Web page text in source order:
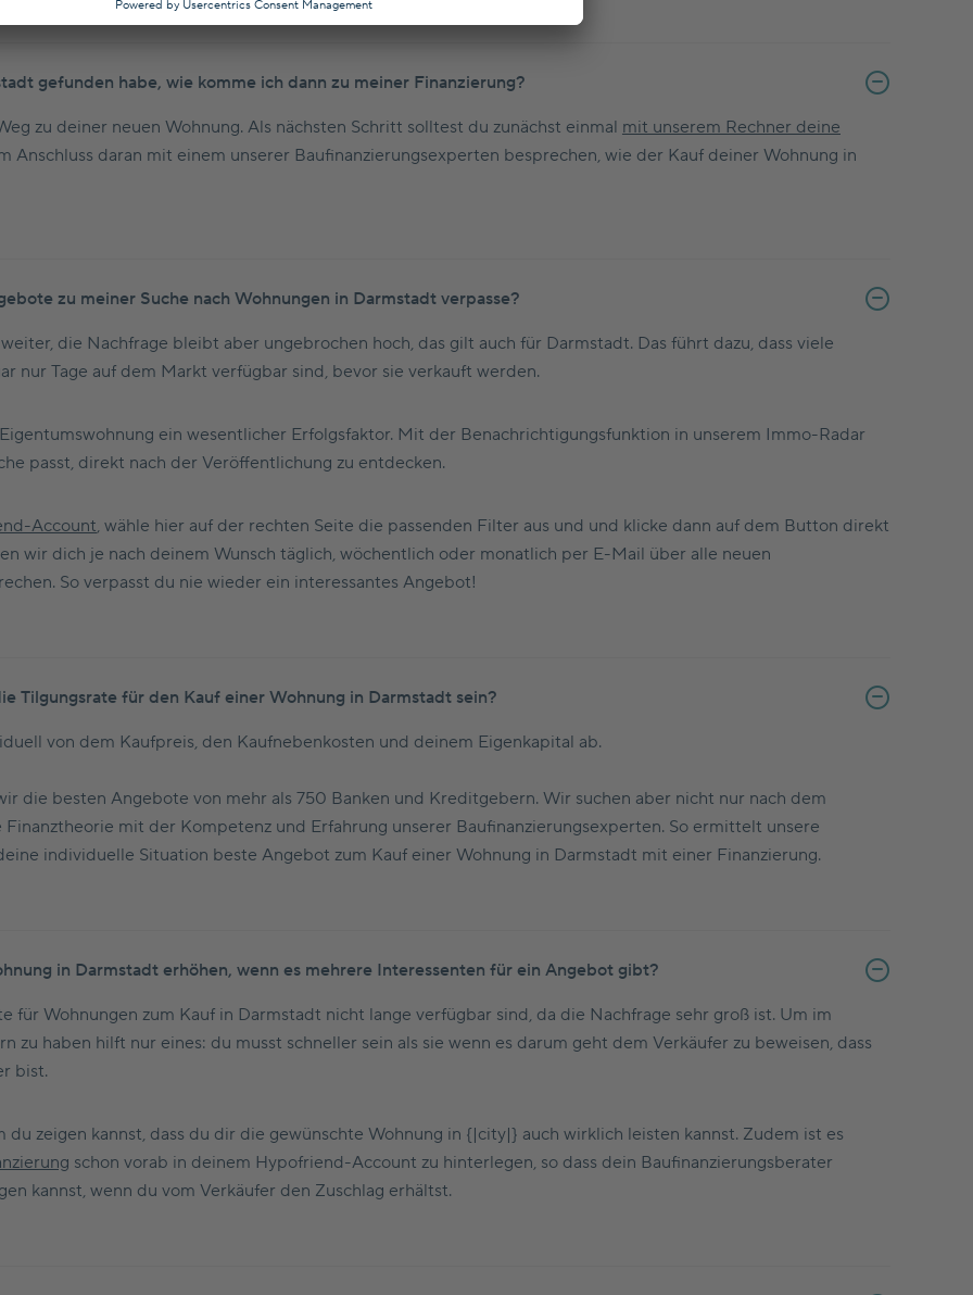
gefunden habe, wie komme ich dann zu meiner Finanzierung?
zu deiner neuen Wohnung. Als nächsten Schritt solltest du zunächst einmal mit unserem Rechner deine
Anschluss daran mit einem unserer Baufinanzierungsexperten besprechen, wie der Kauf deiner Wohnung in
zu meiner Suche nach Wohnungen in Darmstadt verpasse?
die Nachfrage bleibt aber ungebrochen hoch, das gilt auch für Darmstadt. Das führt dazu, dass viele
nur Tage auf dem Markt verfügbar sind, bevor sie verkauft werden.
ein wesentlicher Erfolgsfaktor. Mit der Benachrichtigungsfunktion in unserem Immo-Radar
passt, direkt nach der Veröffentlichung zu entdecken.
Account, wähle hier auf der rechten Seite die passenden Filter aus und und klicke dann auf dem Button direkt
wir dich je nach deinem Wunsch täglich, wöchentlich oder monatlich per E-Mail über alle neuen
So verpasst du nie wieder ein interessantes Angebot!
Tilgungsrate für den Kauf einer Wohnung in Darmstadt sein?
von dem Kaufpreis, den Kaufnebenkosten und deinem Eigenkapital ab.
die besten Angebote von mehr als 750 Banken und Kreditgebern. Wir suchen aber nicht nur nach dem
mit der Kompetenz und Erfahrung unserer Baufinanzierungsexperten. So ermittelt unsere
individuelle Situation beste Angebot zum Kauf einer Wohnung in Darmstadt mit einer Finanzierung.
in Darmstadt erhöhen, wenn es mehrere Interessenten für ein Angebot gibt?
für Wohnungen zum Kauf in Darmstadt nicht lange verfügbar sind, da die Nachfrage sehr groß ist. Um im
haben hilft nur eines: du musst schneller sein als sie wenn es darum geht dem Verkäufer zu beweisen, dass
bist.
du zeigen kannst, dass du dir die gewünschte Wohnung in {|city|} auch wirklich leisten kannst. Zudem ist es
schon vorab in deinem Hypofriend-Account zu hinterlegen, so dass dein Baufinanzierungsberater
kannst, wenn du vom Verkäufer den Zuschlag erhältst.